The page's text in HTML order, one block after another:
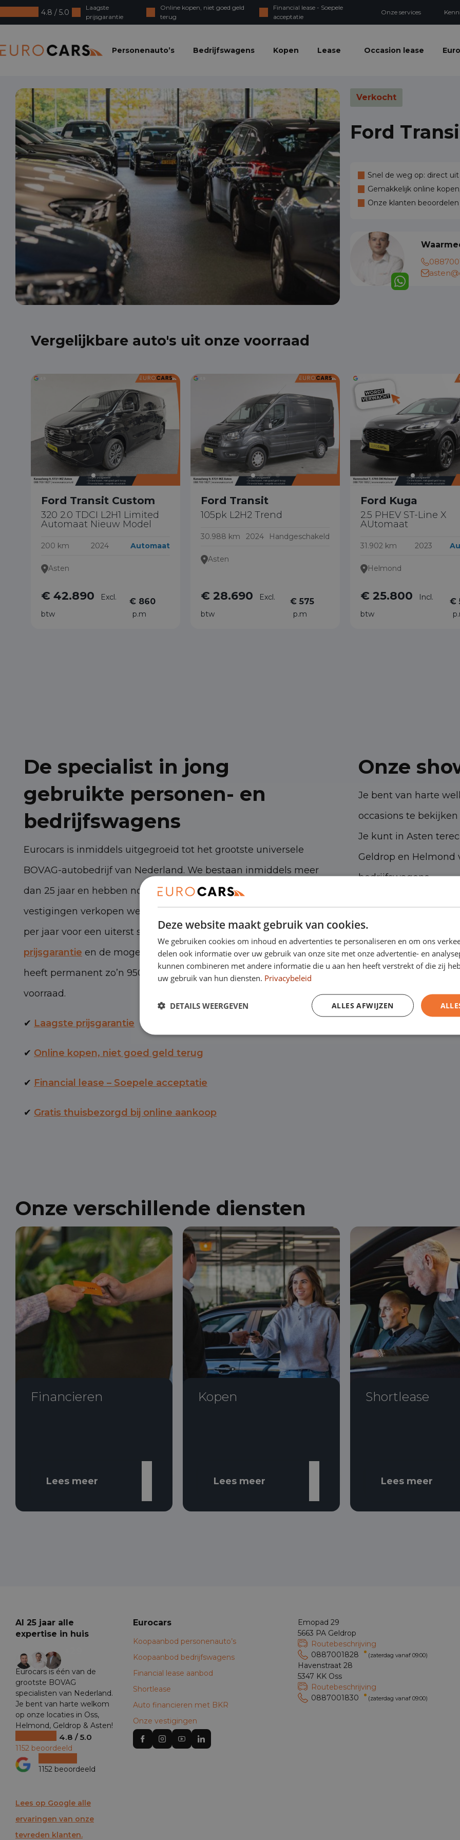
4.8 / 5.0
Laagste
prijsgarantie
Online kopen, niet goed geld
terug
Financial lease - Soepele
acceptatie
Onze services
Personenauto’s
Bedrijfswagens Kopen Lease Occasion lease
Verkocht
Ford
Snel de weg op: direct
Gemakkelijk online
Onze klanten
Vergelijkbare auto's uit onze voorraad
Ford Transit Custom
320 2.0 TDCI L2H1 Limited
Automaat Nieuw Model
200 km 2024 Automaat
Asten
€ 42.890
Excl.
btw
€ 860
p.m
Ford Transit
105pk L2H2 Trend
30.988 km 2024 Handgeschakeld
Asten
€ 28.690
Excl.
btw
€ 575
p.m
Ford Kuga
2.5 PHEV ST-Line X
AUtomaat
31.902 km 2023
Helmond
€ 25.800
Incl.
btw
€
De specialist in jong
gebruikte personen- en
bedrijfswagens
Eurocars is inmiddels uitgegroeid tot het grootste universele
BOVAG-autobedrijf van Nederland. We bestaan inmiddels meer
dan 25 jaar en hebben nog steeds torenhoge ambities. Met onze
vestigingen verkopen we zo’n 3.000 personen- en bedrijfswagens
per jaar voor een uiterst scherpe prijs, met eenlaagste
prijsgarantie en de mogelijkheid van BOVAG-garantie. Eurocars
heeft permanent zo’n 950 personen- en bedrijfswagens op
voorraad.
✔ Laagste prijsgarantie
✔ Online kopen, niet goed geld terug
✔ Financial lease – Soepele acceptatie
✔ Gratis thuisbezorgd bij online aankoop
Onze
Je bent van harte
occasions te
Je kunt in Asten
Geldrop en Helmond
bedrijfswagens.
Havenstraat 28,
Emopad 29, 5663
Varenschut 7,
Van maandag tot en
zaterdag van 09:00
Onze verschillende diensten
Financieren
Lees meer
Kopen
Lees meer
Shortlease
Lees meer
Al 25 jaar alle
expertise in huis
Eurocars is één van de
grootste BOVAG
specialisten van Nederland.
Je bent van harte welkom
op onze locaties in Oss,
Helmond, Geldrop & Asten!
4.8 / 5.0
1152 beoordeeld
1152 beoordeeld
Lees op Google alle
ervaringen van onze
tevreden klanten.
Eurocars
Koopaanbod personenauto’s
Koopaanbod bedrijfswagens
Financial lease aanbod
Shortlease
Auto financieren met BKR
Onze vestigingen
Emopad 29
5663 PA Geldrop
Routebeschrijving
0887001828
(zaterdag vanaf 09:00)
Havenstraat 28
5347 KK Oss
Routebeschrijving
0887001830
(zaterdag vanaf 09:00)
Deze website maakt gebruik van cookies.
We gebruiken cookies om inhoud en advertenties te personaliseren en om ons
delen ook informatie over uw gebruik van onze site met onze advertentie- en
kunnen combineren met andere informatie die u aan hen heeft verstrekt of die zij
uw gebruik van hun diensten. Privacybeleid
ALLES AFWIJZEN
DETAILS WEERGEVEN